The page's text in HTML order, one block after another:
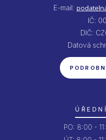
E-mail:
IČ:
DIČ:
Datová
PO: 8:00 -